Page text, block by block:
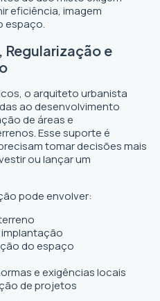
eficiência, imagem
espaço.
Regularização e
o arquiteto urbanista
ao desenvolvimento
de áreas e
Esse suporte é
tomar decisões mais
ou lançar um
pode envolver:
do espaço
e exigências locais
de projetos